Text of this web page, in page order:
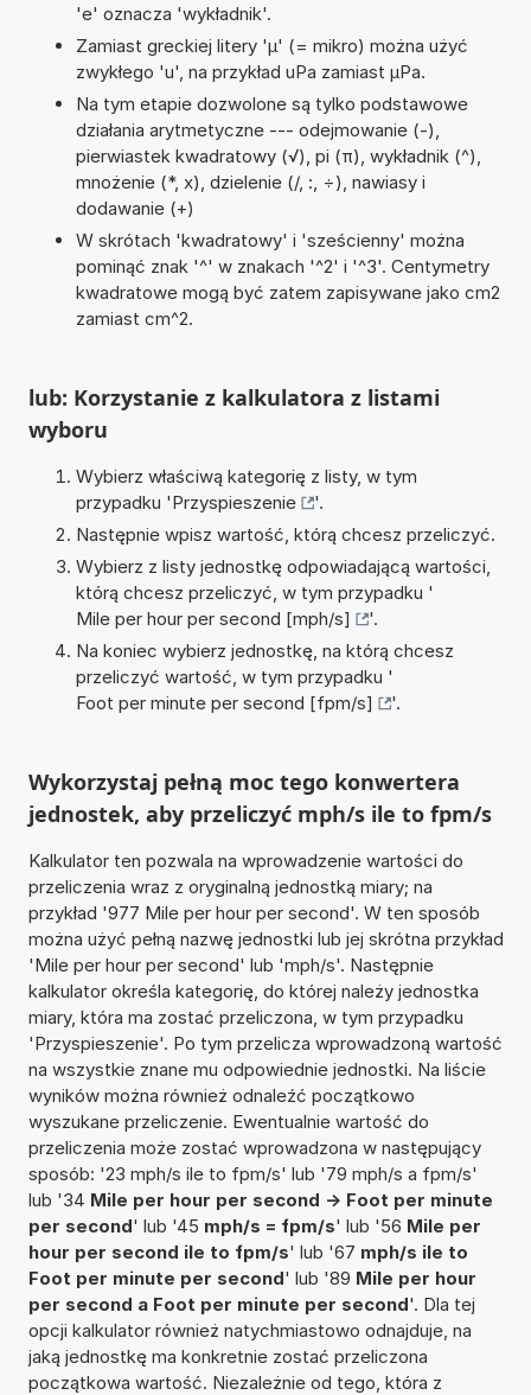
'e' oznacza 'wykładnik'.
Zamiast greckiej litery 'µ' (= mikro) można użyć
zwykłego 'u', na przykład uPa zamiast µPa.
Na tym etapie dozwolone są tylko podstawowe
działania arytmetyczne --- odejmowanie (-),
pierwiastek kwadratowy (√), pi (π), wykładnik (^),
mnożenie (*, x), dzielenie (/, :, ÷), nawiasy i
dodawanie (+)
W skrótach 'kwadratowy' i 'sześcienny' można
pominąć znak '^' w znakach '^2' i '^3'. Centymetry
kwadratowe mogą być zatem zapisywane jako cm2
zamiast cm^2.
lub: Korzystanie z kalkulatora z listami
wyboru
Wybierz właściwą kategorię z listy, w tym
przypadku 'Przyspieszenie
'.
Następnie wpisz wartość, którą chcesz przeliczyć.
Wybierz z listy jednostkę odpowiadającą wartości,
którą chcesz przeliczyć, w tym przypadku '
Mile per hour per second [mph/s]
'.
Na koniec wybierz jednostkę, na którą chcesz
przeliczyć wartość, w tym przypadku '
Foot per minute per second [fpm/s]
'.
Wykorzystaj pełną moc tego konwertera
jednostek, aby przeliczyć mph/s ile to fpm/s
Kalkulator ten pozwala na wprowadzenie wartości do
przeliczenia wraz z oryginalną jednostką miary; na
przykład '977 Mile per hour per second'. W ten sposób
można użyć pełną nazwę jednostki lub jej skrótna przykład
'Mile per hour per second' lub 'mph/s'. Następnie
kalkulator określa kategorię, do której należy jednostka
miary, która ma zostać przeliczona, w tym przypadku
'Przyspieszenie'. Po tym przelicza wprowadzoną wartość
na wszystkie znane mu odpowiednie jednostki. Na liście
wyników można również odnaleźć początkowo
wyszukane przeliczenie. Ewentualnie wartość do
przeliczenia może zostać wprowadzona w następujący
sposób: '23 mph/s ile to fpm/s' lub '79 mph/s a fpm/s'
lub '34 Mile per hour per second -> Foot per minute
per second' lub '45 mph/s = fpm/s' lub '56 Mile per
hour per second ile to fpm/s' lub '67 mph/s ile to
Foot per minute per second' lub '89 Mile per hour
per second a Foot per minute per second'. Dla tej
opcji kalkulator również natychmiastowo odnajduje, na
jaką jednostkę ma konkretnie zostać przeliczona
początkowa wartość. Niezależnie od tego, która z